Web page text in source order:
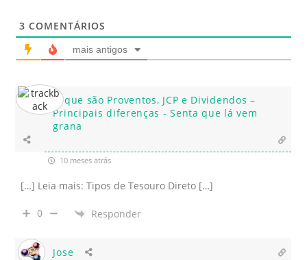
3 COMENTÁRIOS
mais antigos
O que são Proventos, JCP e Dividendos –
Principais diferenças - Senta que lá vem
grana
10 meses atrás
[…] Leia mais: Tipos de Tesouro Direto […]
0 Responder
Jose